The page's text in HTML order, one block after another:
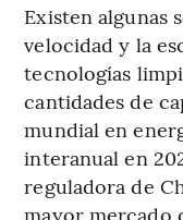
Existen algunas
velocidad y la
tecnologías
cantidades de
mundial en
interanual en
reguladora de
mayor mercado